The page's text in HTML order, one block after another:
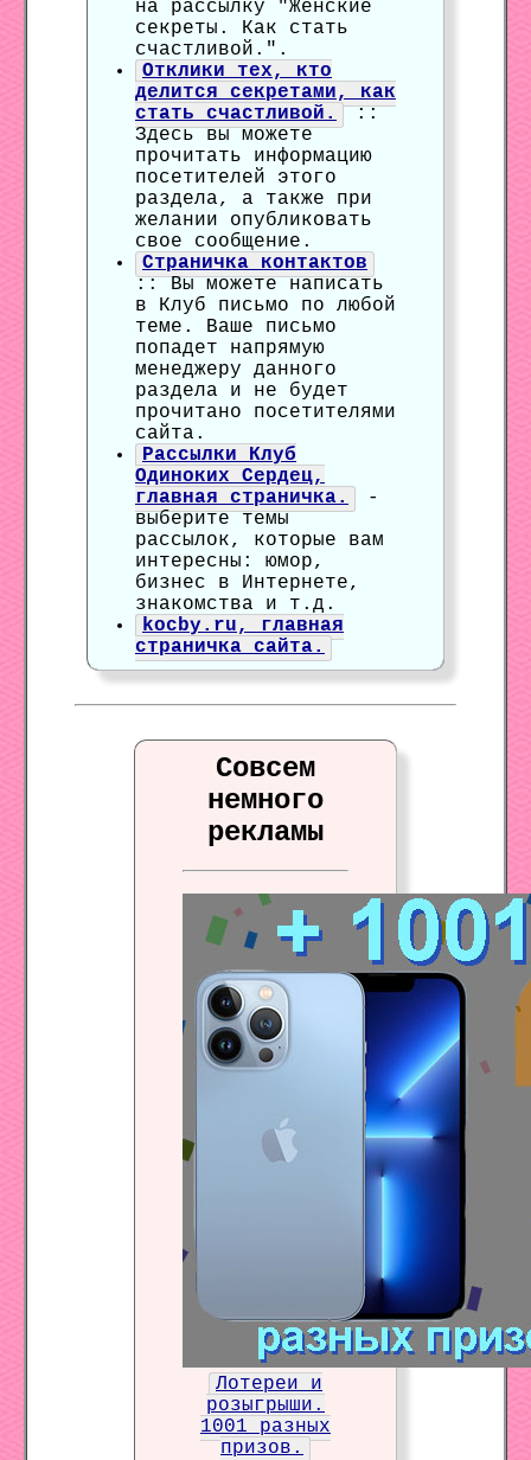
на рассылку "Женские
секреты. Как стать
счастливой.".
Отклики тех, кто
делится секретами, как
стать счастливой. ::
Здесь вы можете
прочитать информацию
посетителей этого
раздела, а также при
желании опубликовать
свое сообщение.
Страничка контактов
:: Вы можете написать
в Клуб письмо по любой
теме. Ваше письмо
попадет напрямую
менеджеру данного
раздела и не будет
прочитано посетителями
сайта.
Рассылки Клуб
Одиноких Сердец,
главная страничка.
-
выберите темы
рассылок, которые вам
интересны: юмор,
бизнес в Интернете,
знакомства и т.д.
kocby.ru, главная
страничка сайта.
Совсем
немного
рекламы
Лотереи и
розыгрыши.
1001 разных
призов.